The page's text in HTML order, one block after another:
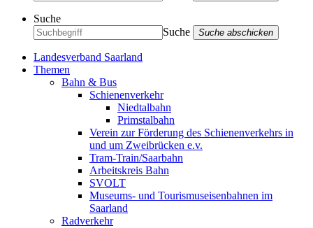
Suche
Suche
Suche abschicken
Landesverband Saarland
Themen
Bahn & Bus
Schienenverkehr
Niedtalbahn
Primstalbahn
Verein zur Förderung des Schienenverkehrs in
und um Zweibrücken e.v.
Tram-Train/Saarbahn
Arbeitskreis Bahn
SVOLT
Museums- und Tourismuseisenbahnen im
Saarland
Radverkehr